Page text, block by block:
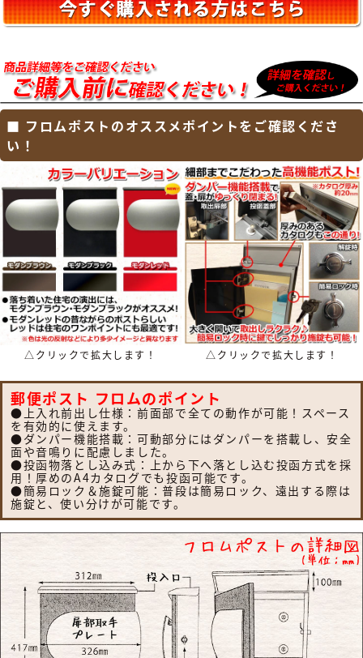
WH・ヴィコBI・アンテ・ラディ・ヴィルク・
イオス・ルージュ・コラーナ・オスト・リー
ルシアス 宅配ボックス・ポスティモ 宅配ボック
ス・独立型ポスト フィッテ・ポスティモ・G3
型・G4型・エクステリアポスト T4型・T5型・
T6B型・T9型・T9R型・T9L型・T10型・T11
型・T12型・T13型・T14型・プリュード ポス
【三協アルミ】
SWE型・SWC型・JWHP型・SMA型・SWM-S
型・SWD型・STS-1N型・STS-2N型・KA型・
BA型・HA型・HS型・OS型・SON型・SOV
型・SOR型・SKU型
【LIXIL / リクシル】
宅配ボックスKT・宅配ボックスKL・スマート宅
配ポスト・ネクストポスト L-1型・エクスポス
ト グレイス・FS・ヴェール・ハングス・プレイ
ン・フラット横型ポスト・アクシィ横型ポス
ト・セキュリティ縦型ポスト・フラット縦型ポ
スト・スリム縦型ポスト・縦型ポスト・箱型タ
イプ・口金タイプ・アメリカンポスト・アメリ
カンタイプ・TOEXポスト
ル・パーサス ネオ・ジョイ・クラッシー スクエ
ア・クーリエ・和の文・ナミプラス アール・ソ
ルベ・ブランシェット プラス・アイル・ノイエ
ファイン ウッド・ノイエキューブ・ライク・テ
ィンバー・モリビア・カーブス・ソニック・ゼ
ラフィーニ・イルヴァリオ グレイン・クレール
ヌーヴォ・ボーノ レボ・トーン・ティーポ グレ
イン・ファン セイル・ディーポスト・フィール
II・ノーラン・マカロン・ミルク・カヌレ・テ
ディ・メリィ・アルコ・ポスタ プラスII
【セキスイデザインワークス】
Bobi（ボビ）・BonBobi（ボンボビ）・
BobiCargo（ボビカーゴ）・bobiround（ボ
ビラウンド）・メリピラリ・Moominbobi（ム
ーミンボビ）・オスロ・ノボックス・ティンブ
ク・ボン・キョウト・シェルプール・トウキョ
ウ・ベガス・ディープノブロック・マックスノ
ブロック・メンフィス・ビバリー・ダニング・
■ フロムポストのオススメポイントをご確認くださ
い！
△クリックで拡大します！ △クリックで拡大します！
郵便ポスト フロムのポイント
●上入れ前出し仕様：前面部で全ての動作が可能！スペース
を有効的に使えます。
●ダンパー機能搭載：可動部分にはダンパーを搭載し、安全
面や音鳴りに配慮しました。
●投函物落とし込み式：上から下へ落とし込む投函方式を採
用！厚めのA4カタログでも投函可能です。
●簡易ロック＆施錠可能：普段は簡易ロック、遠出する際は
施錠と、使い分けが可能です。